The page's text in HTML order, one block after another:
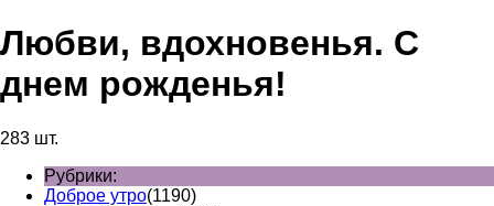
Любви, вдохновенья. С
днем рожденья!
283 шт.
Рубрики:
Доброе утро(1190)